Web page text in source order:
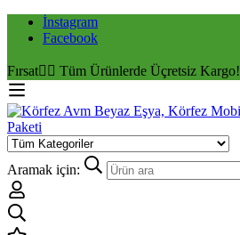
İnstagram
Facebook
Fırsat✌🏼 Tüm Ürünlerde Üçretsiz Kargo!
Aramak için: